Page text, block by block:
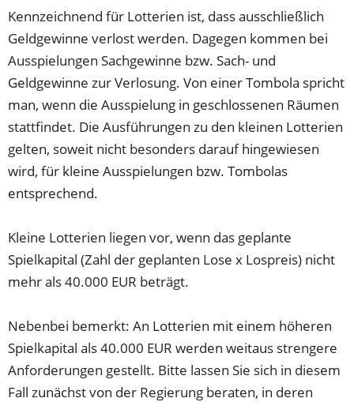
Kennzeichnend für Lotterien ist, dass ausschließlich
Geldgewinne verlost werden. Dagegen kommen bei
Ausspielungen Sachgewinne bzw. Sach- und
Geldgewinne zur Verlosung. Von einer Tombola spricht
man, wenn die Ausspielung in geschlossenen Räumen
stattfindet. Die Ausführungen zu den kleinen Lotterien
gelten, soweit nicht besonders darauf hingewiesen
wird, für kleine Ausspielungen bzw. Tombolas
entsprechend.
Kleine Lotterien liegen vor, wenn das geplante
Spielkapital (Zahl der geplanten Lose x Lospreis) nicht
mehr als 40.000 EUR beträgt.
Nebenbei bemerkt: An Lotterien mit einem höheren
Spielkapital als 40.000 EUR werden weitaus strengere
Anforderungen gestellt. Bitte lassen Sie sich in diesem
Fall zunächst von der Regierung beraten, in deren